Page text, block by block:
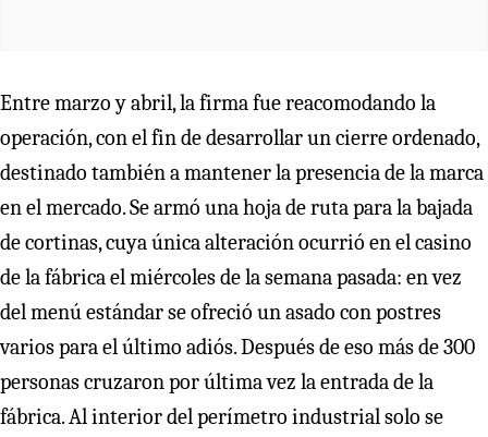
Entre marzo y abril, la firma fue reacomodando la
operación, con el fin de desarrollar un cierre ordenado,
destinado también a mantener la presencia de la marca
en el mercado. Se armó una hoja de ruta para la bajada
de cortinas, cuya única alteración ocurrió en el casino
de la fábrica el miércoles de la semana pasada: en vez
del menú estándar se ofreció un asado con postres
varios para el último adiós. Después de eso más de 300
personas cruzaron por última vez la entrada de la
fábrica. Al interior del perímetro industrial solo se